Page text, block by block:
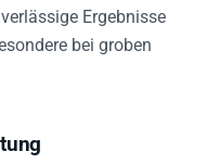
Ergebnisse
bei groben